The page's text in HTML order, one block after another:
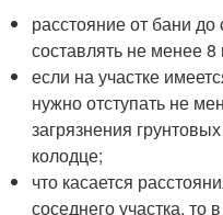
расстояние от бани
составлять не менее 8
если на участке
нужно отступать не
загрязнения
колодце;
что касается
соседнего участка,